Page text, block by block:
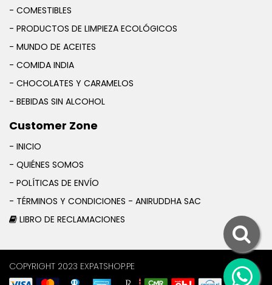
- COMESTIBLES
- PRODUCTOS DE LIMPIEZA ECOLÓGICOS
- MUNDO DE ACEITES
- COMIDA INDIA
- CHOCOLATES Y CARAMELOS
- BEBIDAS SIN ALCOHOL
Customer Zone
- INICIO
- QUIÉNES SOMOS
- POLÍTICAS DE ENVÍO
- TÉRMINOS Y CONDICIONES - ANIRUDDHA SAC
LIBRO DE RECLAMACIONES
COPYRIGHT 2023 EXPATSHOP.PE